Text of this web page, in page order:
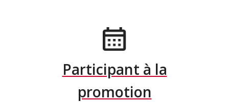
Participant à la
promotion